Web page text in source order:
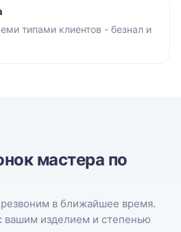
типами клиентов - безнал и
мастера по
в ближайшее время.
вашим изделием и степенью